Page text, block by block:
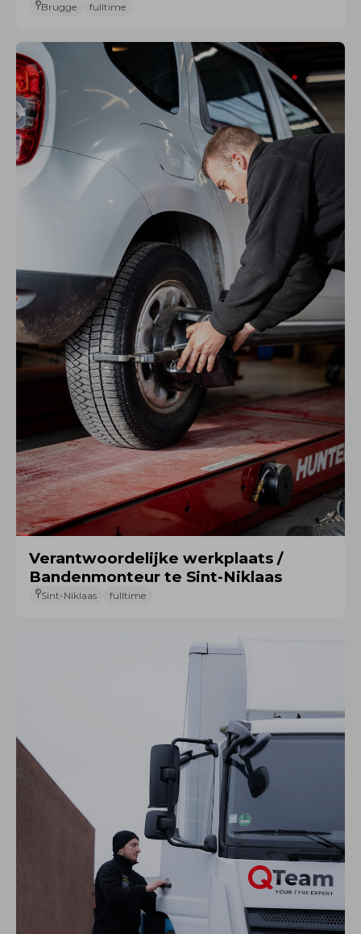
Brugge fulltime
Verantwoordelijke werkplaats /
Bandenmonteur te Sint-Niklaas
Sint-Niklaas fulltime